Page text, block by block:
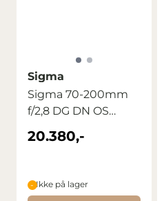
Sigma
Sigma 70-200mm
f/2,8 DG DN OS
Sport L-mount
20.380,-
Ikke på lager